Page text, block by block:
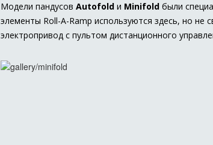
Модели пандусов Autofold и Minifold были
элементы Roll-A-Ramp используются здесь, но
электропривод с пультом дистанционного